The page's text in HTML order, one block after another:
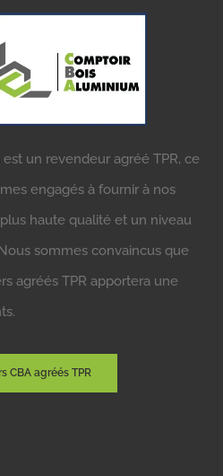
un revendeur agréé TPR, ce
engagés à fournir à nos
haute qualité et un niveau
sommes convaincus que
agréés TPR apportera une
CBA agréés TPR